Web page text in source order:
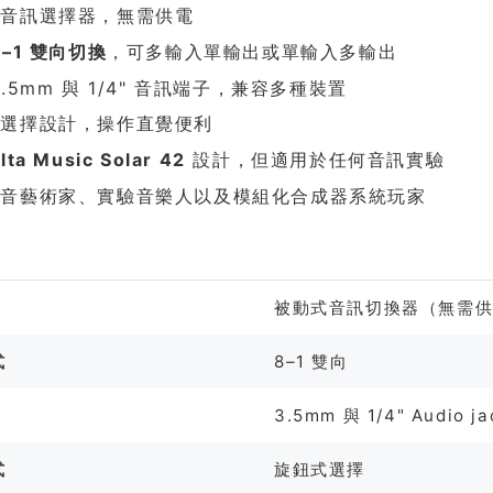
訊選擇器，無需供電
雙向切換 ，可多輸入單輸出或單輸入多輸出
與 1/4" 音訊端子，兼容多種裝置
擇設計，操作直覺便利
Music Solar 42 設計，但適用於任何音訊實驗
藝術家、實驗音樂人以及模組化合成器系統玩家
被動式音訊切換器（無需供
8–1 雙向
3.5mm 與 1/4" Audio
旋鈕式選擇